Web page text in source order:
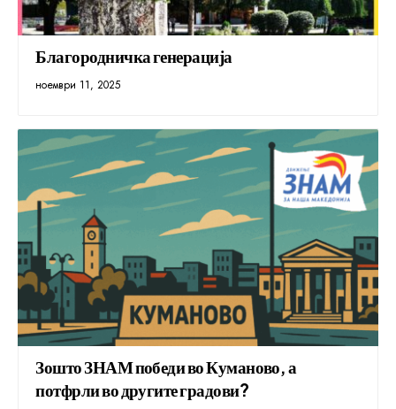
Благородничка генерација
ноември 11, 2025
Зошто ЗНАМ победи во Куманово, а
потфрли во другите градови?